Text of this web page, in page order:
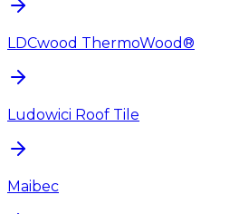
LDCwood ThermoWood®
Ludowici Roof Tile
Maibec